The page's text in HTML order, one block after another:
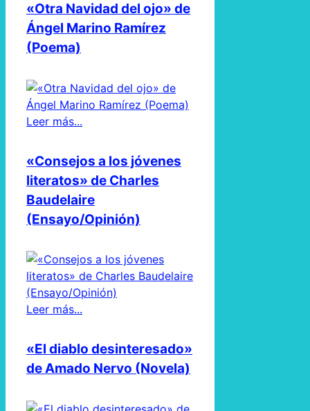
«Otra Navidad del ojo» de
Ángel Marino Ramírez
(Poema)
Leer más...
«Consejos a los jóvenes
literatos» de Charles
Baudelaire
(Ensayo/Opinión)
Leer más...
«El diablo desinteresado»
de Amado Nervo (Novela)